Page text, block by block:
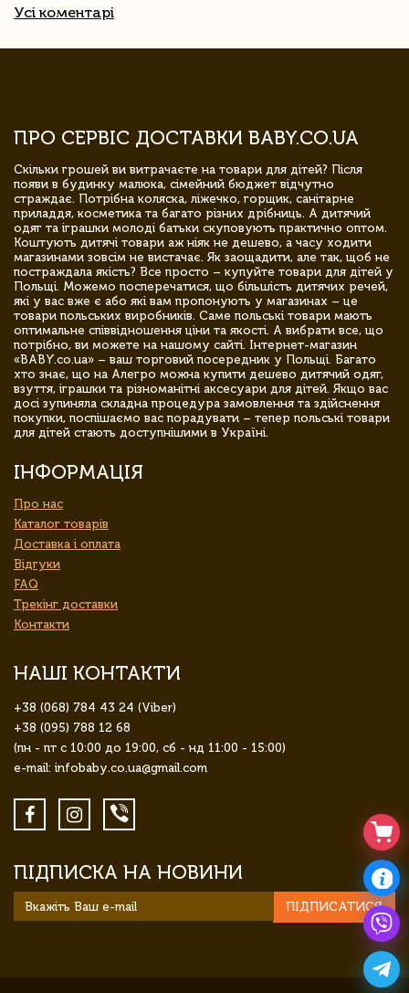
Усі коментарі
ПРО СЕРВІС ДОСТАВКИ BABY.CO.UA
Скільки грошей ви витрачаєте на товари для дітей? Після
появи в будинку малюка, сімейний бюджет відчутно
страждає. Потрібна коляска, ліжечко, горщик, санітарне
приладдя, косметика та багато різних дрібниць. А дитячий
одяг та іграшки молоді батьки скуповують практично оптом.
Коштують дитячі товари аж ніяк не дешево, а часу ходити
магазинами зовсім не вистачає. Як заощадити, але так, щоб не
постраждала якість? Все просто – купуйте товари для дітей у
Польщі. Можемо посперечатися, що більшість дитячих речей,
які у вас вже є або які вам пропонують у магазинах – це
товари польських виробників. Саме польські товари мають
оптимальне співвідношення ціни та якості. А вибрати все, що
потрібно, ви можете на нашому сайті. Інтернет-магазин
«BABY.co.ua» – ваш торговий посередник у Польщі. Багато
хто знає, що на Алегро можна купити дешево дитячий одяг,
взуття, іграшки та різноманітні аксесуари для дітей. Якщо вас
досі зупиняла складна процедура замовлення та здійснення
покупки, поспішаємо вас порадувати – тепер польські товари
для дітей стають доступнішими в Україні.
ІНФОРМАЦІЯ
Про нас
Каталог товарів
Доставка і оплата
Відгуки
FAQ
Трекінг доставки
Контакти
НАШІ КОНТАКТИ
+38 (068) 784 43 24 (Viber)
+38 (095) 788 12 68
(пн - пт с 10:00 до 19:00, сб - нд 11:00 - 15:00)
e-mail: infobaby.co.ua@gmail.com
ПІДПИСКА НА НОВИНИ
ПІДПИСАТИСЯ